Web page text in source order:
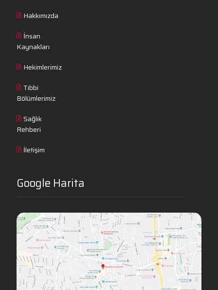
Hakkımızda
İnsan
Kaynakları
Hekimlerimiz
Tıbbi
Bölümlerimiz
Sağlık
Rehberi
İletişim
Google Harita